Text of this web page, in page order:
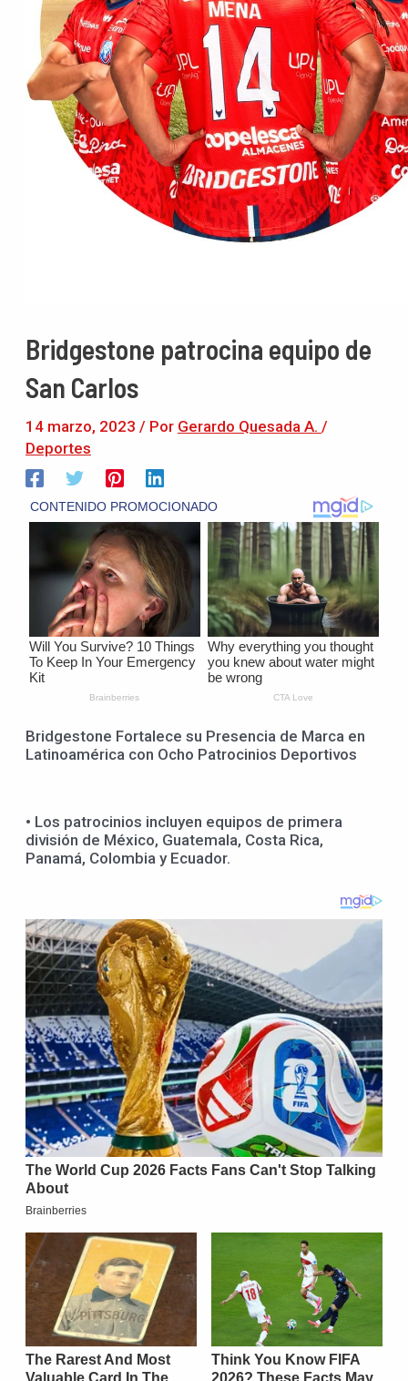
Bridgestone patrocina equipo de
San Carlos
14 marzo, 2023 / Por Gerardo Quesada A. /
Deportes
Bridgestone Fortalece su Presencia de Marca en
Latinoamérica con Ocho Patrocinios Deportivos
• Los patrocinios incluyen equipos de primera
división de México, Guatemala, Costa Rica,
Panamá, Colombia y Ecuador.